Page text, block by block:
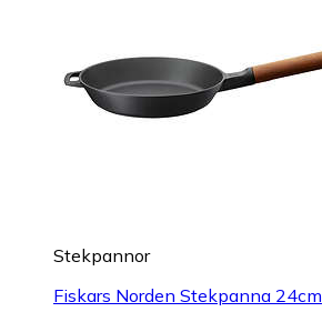
Stekpannor
Fiskars Norden Stekpanna 24cm